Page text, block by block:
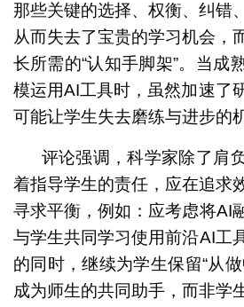
那些关键的选择、权衡、纠错
从而失去了宝贵的学习机会，
长所需的“认知手脚架”。当成
模运用AI工具时，虽然加速了
可能让学生失去磨练与进步的
评论强调，科学家除了肩
着指导学生的责任，应在追求
寻求平衡，例如：应考虑将AI
与学生共同学习使用前沿AI工
的同时，继续为学生保留“从
成为师生的共同助手，而非学